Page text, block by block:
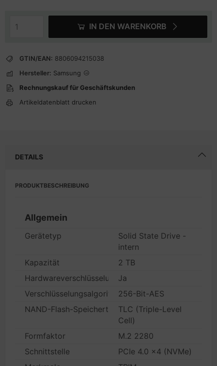
IN DEN WARENKORB
GTIN/EAN: 8806094215038
Hersteller: Samsung
Rechnungskauf für Geschäftskunden
Artikeldatenblatt drucken
DETAILS
PRODUKTBESCHREIBUNG
Allgemein
Gerätetyp
Solid State Drive -
intern
Kapazität
2 TB
Hardwareverschlüsselung Ja
Verschlüsselungsalgorithmus256-Bit-AES
NAND-Flash-Speichertyp TLC (Triple-Level
Cell)
Formfaktor
M.2 2280
Schnittstelle
PCIe 4.0 x4 (NVMe)